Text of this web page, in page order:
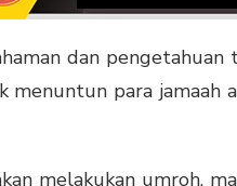
dan
para jamaah
melakukan umroh,